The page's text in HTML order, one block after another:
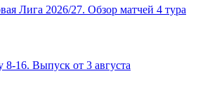
Лига 2026/27. Обзор матчей 4 тура
16. Выпуск от 3 августа